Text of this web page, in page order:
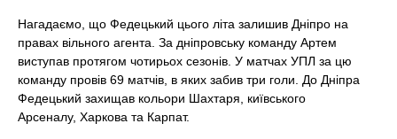
Нагадаємо, що Федецький цього літа залишив Дніпро на
правах вільного агента. За дніпровську команду Артем
виступав протягом чотирьох сезонів. У матчах УПЛ за цю
команду провів 69 матчів, в яких забив три голи. До Дніпра
Федецький захищав кольори Шахтаря, київського
Арсеналу, Харкова та Карпат.